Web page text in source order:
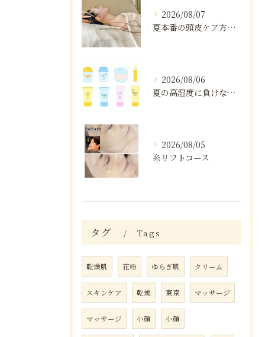
2026/08/07
夏本番の頭皮ケア方法と注意点
2026/08/06
夏の高湿度に負けない肌ケア術
2026/08/05
糸リフトコース
タグ Tags
乾燥肌 花粉 ゆらぎ肌 クリーム
スキンケア 乾燥 東京 マッサージ
マッサージ 小顔 小顔